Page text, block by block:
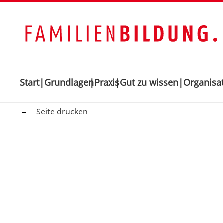
Start GrundlagenPraxisGut zu wissen
Seite drucken